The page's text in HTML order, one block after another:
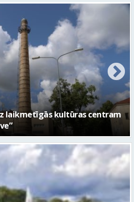
notikumiem aizvadīta
diena